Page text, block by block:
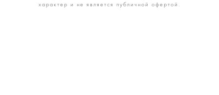
характер и не является публичной офертой.